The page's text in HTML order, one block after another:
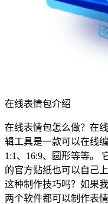
在线表情包介绍
在线表情包怎么做？在
辑工具是一款可以在线
1:1、16:9、圆形等等。
的官方贴纸也可以自己
这种制作技巧吗？如果
两个软件都可以制作表